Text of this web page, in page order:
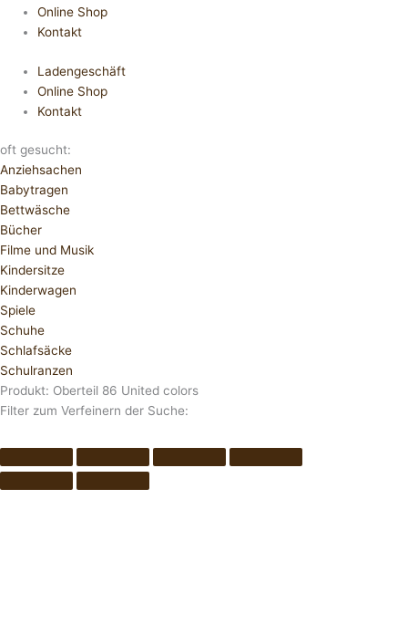
Online Shop
Kontakt
Ladengeschäft
Online Shop
Kontakt
oft gesucht:
Anziehsachen
Babytragen
Bettwäsche
Bücher
Filme und Musik
Kindersitze
Kinderwagen
Spiele
Schuhe
Schlafsäcke
Schulranzen
Produkt: Oberteil 86 United colors
Filter zum Verfeinern der Suche: